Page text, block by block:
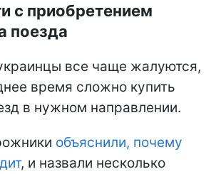
с приобретением
поезда
все чаще жалуются,
время сложно купить
в нужном направлении.
объяснили, почему
, и назвали несколько